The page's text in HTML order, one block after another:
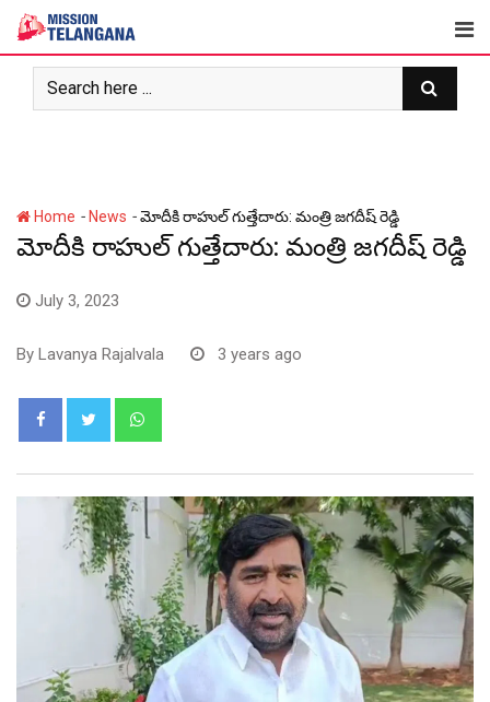
Skip
content
Home - News -మోదీకి రాహుల్ గుత్తేదారు: మంత్రి జగదీష్ రెడ్డి
మోదీకి రాహుల్ గుత్తేదారు: మంత్రి జగదీష్ రెడ్డి
July 3, 2023
By Lavanya Rajalvala 3 years ago